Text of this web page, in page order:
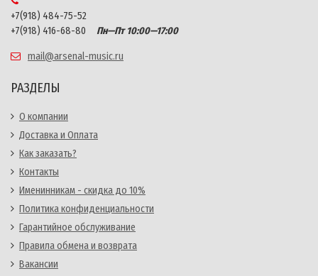
+7(918) 484-75-52
+7(918) 416-68-80
Пн—Пт 10:00—17:00
mail@arsenal-music.ru
РАЗДЕЛЫ
О компании
Доставка и Оплата
Как заказать?
Контакты
Именинникам - скидка до 10%
Политика конфиденциальности
Гарантийное обслуживание
Правила обмена и возврата
Вакансии